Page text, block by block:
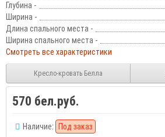
Глубина -
Ширина -
Длина спального места -
Ширина спального места -
Смотреть все характеристики
Кресло-кровать Белла
570 бел.руб.
Наличие: Под заказ